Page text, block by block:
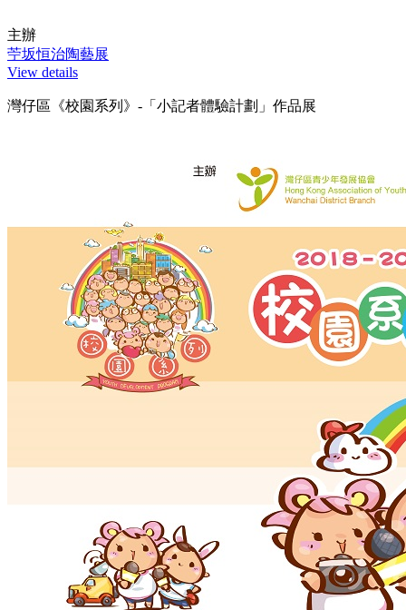
主辦
苧坂恒治陶藝展
View details
灣仔區《校園系列》-「小記者體驗計劃」作品展